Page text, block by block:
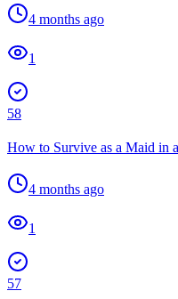
4 months ago
1
58
How to Survive as a Maid
4 months ago
1
57